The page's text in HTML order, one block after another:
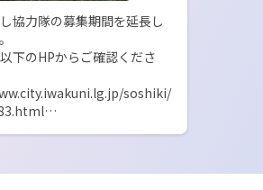
協力隊の募集期間を延長し
下のHPからご確認くださ
soshiki/